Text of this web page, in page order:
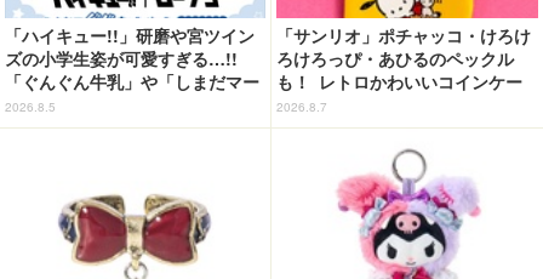
「ハイキュー!!」研磨や宮ツイン
ズの小学生姿が可愛すぎる…!!
「ぐんぐん牛乳」や「しまだマー
ト」デザインのグッズも!? ロー
ソン限定グッズが登場！
2026.8.5
「サンリオ」ポチャッコ・けろけ
ろけろっぴ・あひるのペックル
も！ レトロかわいいコインケー
ス第2弾がカプセルトイに登場♪
2026.8.7